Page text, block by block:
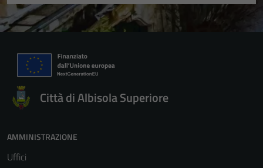
Città di Albisola Superiore
AMMINISTRAZIONE
Uffici